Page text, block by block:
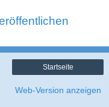
Startseite
Web-Version anzeigen